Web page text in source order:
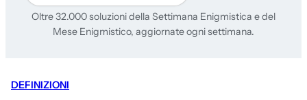
Oltre 32.000 soluzioni della Settimana Enigmistica e del
Mese Enigmistico, aggiornate ogni settimana.
DEFINIZIONI